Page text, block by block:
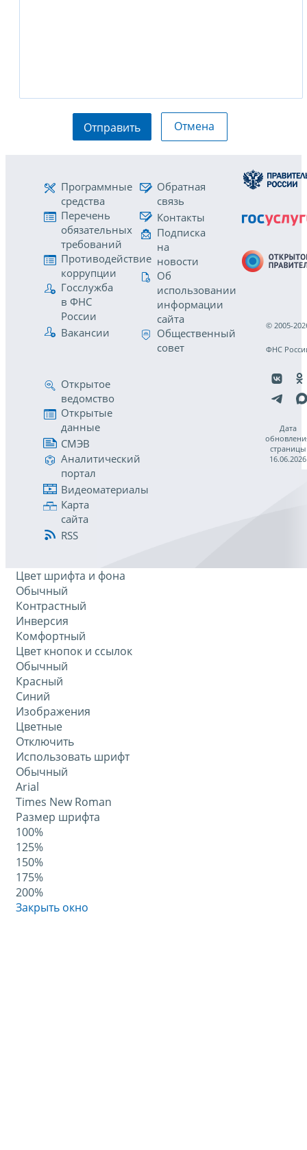
Отправить Отмена
Программные
средства
Перечень
обязательных
требований
Противодействие
коррупции
Госслужба
в ФНС
России
Вакансии
Обратная
связь
Контакты
Подписка
на
новости
Об
использовании
информации
сайта
Общественный
совет
Открытое
ведомство
Открытые
данные
СМЭВ
Аналитический
портал
Видеоматериалы
Карта
сайта
RSS
© 2005-
ФНС
Дата
страницы
16.06.2026
Цвет шрифта и фона
Обычный
Контрастный
Инверсия
Комфортный
Цвет кнопок и ссылок
Обычный
Красный
Синий
Изображения
Цветные
Отключить
Использовать шрифт
Обычный
Arial
Times New Roman
Размер шрифта
100%
125%
150%
175%
200%
Закрыть окно